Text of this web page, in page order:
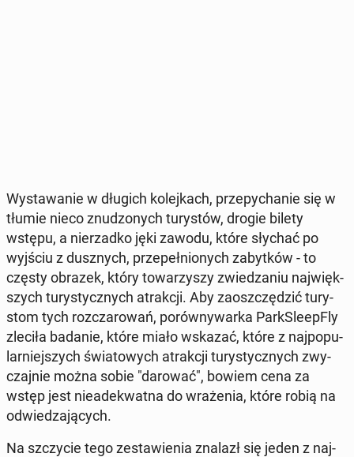
Wy­sta­wa­nie w długich ko­lej­kach, prze­py­cha­nie się w
tłumie nieco znu­dzo­nych tu­ry­stów, drogie bilety
wstępu, a nie­rzad­ko jęki zawodu, które słychać po
wyjściu z dusz­nych, prze­peł­nio­nych za­byt­ków - to
częsty obrazek, który to­wa­rzy­szy zwie­dza­niu naj­więk­
szych tu­ry­stycz­nych atrak­cji. Aby za­osz­czę­dzić tu­ry­
stom tych roz­cza­ro­wań, po­rów­ny­war­ka Park­Sle­ep­Fly
zleciła badanie, które miało wskazać, które z naj­po­pu­
lar­niej­szych świa­to­wych atrak­cji tu­ry­stycz­nych zwy­
czaj­nie można sobie "darować", bowiem cena za
wstęp jest nie­ade­kwat­na do wra­że­nia, które robią na
od­wie­dza­ją­cych.
Na szczy­cie tego ze­sta­wie­nia znalazł się jeden z naj­